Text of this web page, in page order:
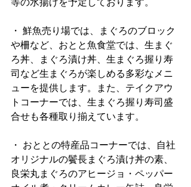
等の水揚げを予定しております。
・ 鮮魚売り場では、まぐろのブロック
や柵など、おとと魚食堂では、生まぐ
ろ丼、まぐろ漬け丼、生まぐろ握り寿
司など生まぐろが楽しめる多彩なメニ
ューを提供します。また、テイクアウ
トコーナーでは、生まぐろ握り寿司盛
合せも各種取り揃えています。
・ おととの特産品コーナーでは、自社
オリジナルの鬢長まぐろ漬け丼の素、
良栄丸まぐろのアヒージョ・ペッパー